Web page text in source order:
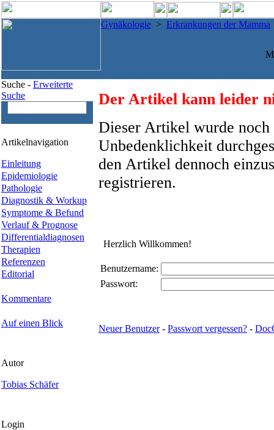
Gynäkologie > Erkrankungen der Mamma
Suche - Erweiterte
Suche
Artikelnavigation
Einleitung
Epidemiologie
Pathologie
Diagnostik & Workup
Symptome & Befund
Verlauf & Prognose
Differentialdiagnosen
Therapien
Referenzen
Editorial
Kommentare
Auf einen Blick
Autor
Tobias Schäfer
Login
Der Artikel kann leider
Dieser Artikel wurde
Unbedenklichkeit
den Artikel dennoch
registrieren.
Herzlich Willkommen!
Benutzername:
Passwort:
Neuer Benutzer- Passwort vergessen? -